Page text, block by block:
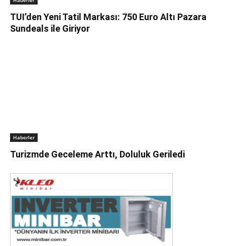
TUI’den Yeni Tatil Markası: 750 Euro Altı Pazara
Sundeals ile Giriyor
Haberler
Turizmde Geceleme Arttı, Doluluk Geriledi